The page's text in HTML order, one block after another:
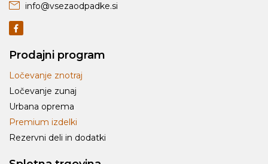
info@vsezaodpadke.si
Prodajni program
Ločevanje znotraj
Ločevanje zunaj
Urbana oprema
Premium izdelki
Rezervni deli in dodatki